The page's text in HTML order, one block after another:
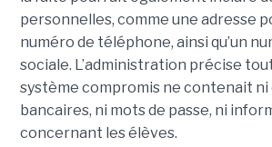
personnelles, comme une adresse
numéro de téléphone, ainsi qu’un
sociale. L’administration précise
système compromis ne contenait ni
bancaires, ni mots de passe, ni
concernant les élèves.